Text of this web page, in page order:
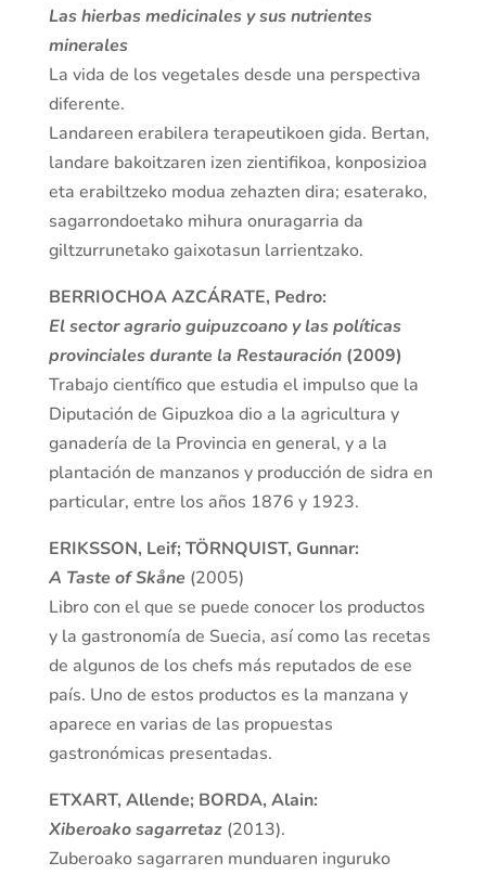
Las hierbas medicinales y sus nutrientes
minerales
La vida de los vegetales desde una perspectiva
diferente.
Landareen erabilera terapeutikoen gida. Bertan,
landare bakoitzaren izen zientifikoa, konposizioa
eta erabiltzeko modua zehazten dira; esaterako,
sagarrondoetako mihura onuragarria da
giltzurrunetako gaixotasun larrientzako.
BERRIOCHOA AZCÁRATE, Pedro:
El sector agrario guipuzcoano y las políticas
provinciales durante la Restauración(2009)
Trabajo científico que estudia el impulso que la
Diputación de Gipuzkoa dio a la agricultura y
ganadería de la Provincia en general, y a la
plantación de manzanos y producción de sidra en
particular, entre los años 1876 y 1923.
ERIKSSON, Leif; TÖRNQUIST, Gunnar:
A Taste of Skåne (2005)
Libro con el que se puede conocer los productos
y la gastronomía de Suecia, así como las recetas
de algunos de los chefs más reputados de ese
país. Uno de estos productos es la manzana y
aparece en varias de las propuestas
gastronómicas presentadas.
ETXART, Allende; BORDA, Alain:
Xiberoako sagarretaz(2013).
Zuberoako sagarraren munduaren inguruko